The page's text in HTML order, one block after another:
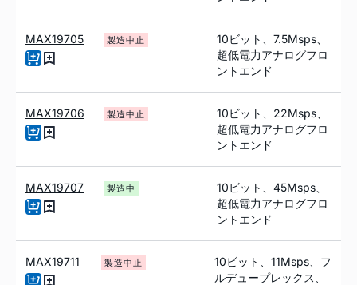
MAX19705 製造中止
10ビット、7.5Msps、
超低電力アナログフロ
ントエンド
MAX19706 製造中止
10ビット、22Msps、
超低電力アナログフロ
ントエンド
MAX19707 製造中
10ビット、45Msps、
超低電力アナログフロ
ントエンド
MAX19711 製造中止
10ビット、11Msps、フ
ルデュープレックス、